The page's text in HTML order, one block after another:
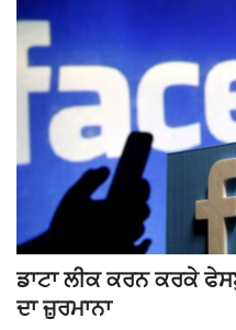
ਡਾਟਾ ਲੀਕ ਕਰਨ ਕਰਕੇ
ਦਾ ਜ਼ੁਰਮਾਨਾ